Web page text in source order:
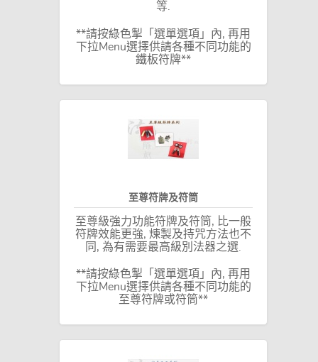
等.
**請按綠色掣「選單選項」內, 再用
下拉Menu選擇供請各種不同功能的
鐵板符牌**
至尊符牌及符筒
至尊級強力功能符牌及符筒, 比一般
符牌效能更強, 煉製及持咒方法也不
同, 為有需要最高級別法器之選.
**請按綠色掣「選單選項」內, 再用
下拉Menu選擇供請各種不同功能的
至尊符牌或符筒**